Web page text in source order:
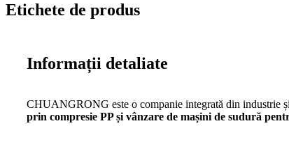
Etichete de produs
Informații detaliate
CHUANGRONG este o companie integrată din industrie
prin compresie PP și vânzare de mașini de sudură